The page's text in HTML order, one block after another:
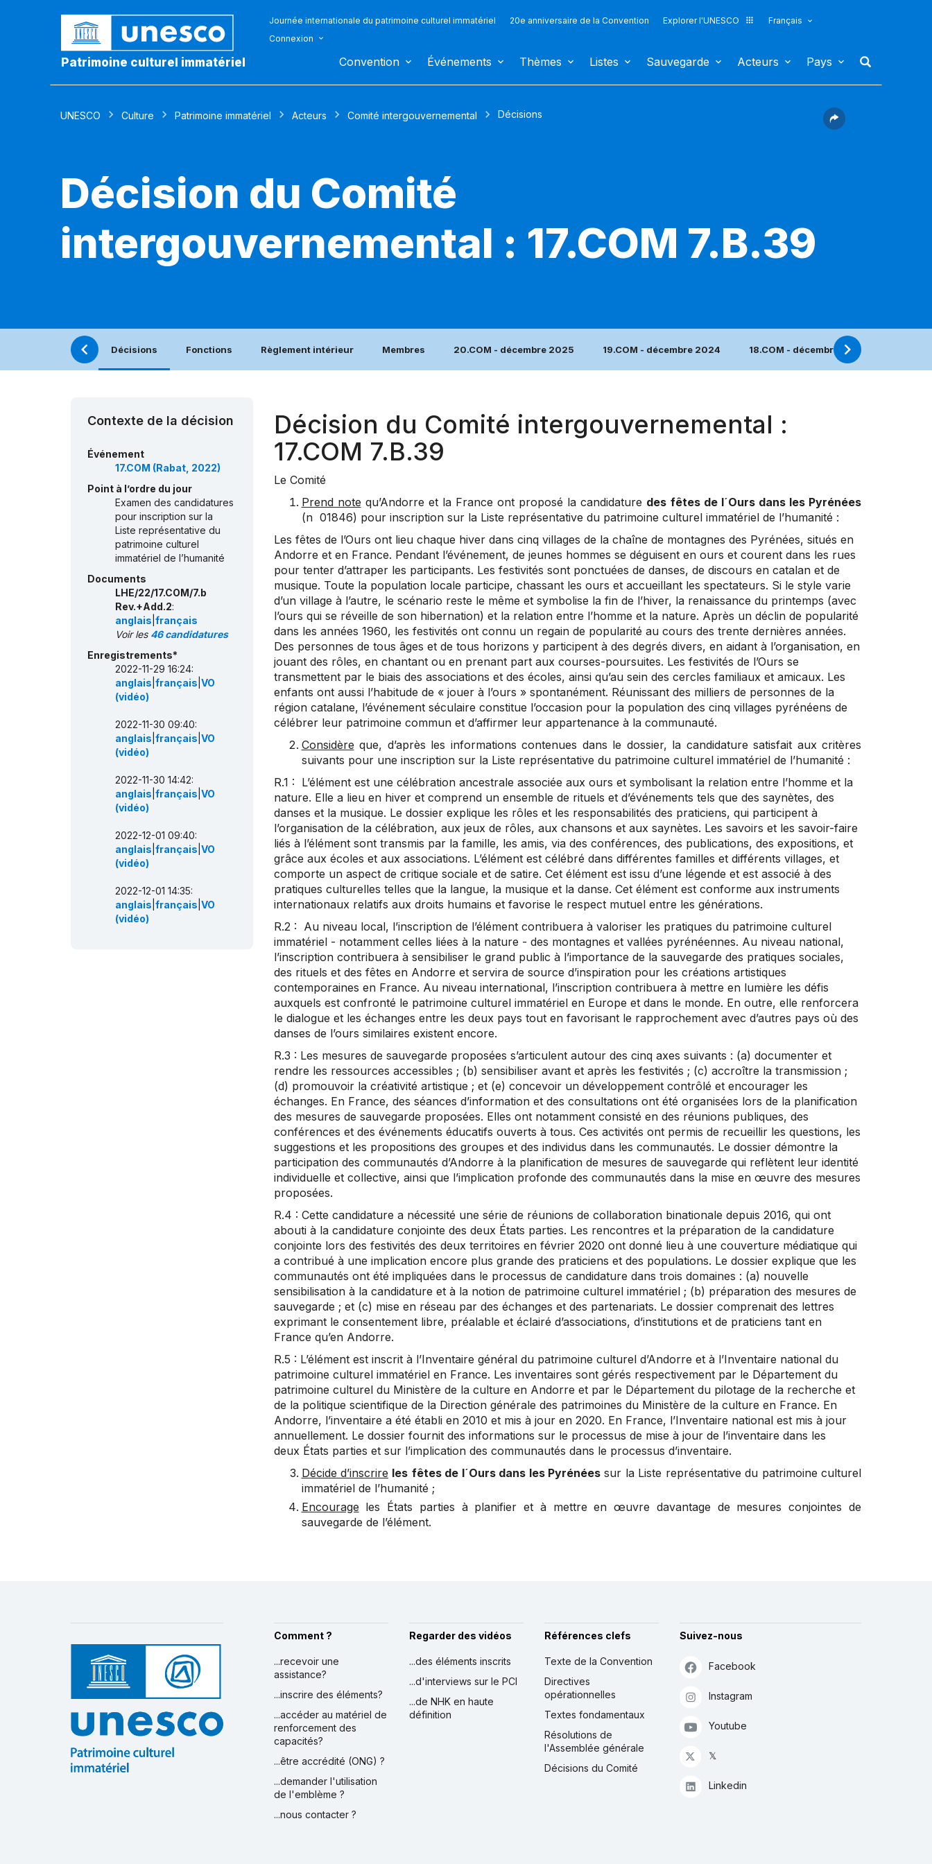
Patrimoine culturel immatériel
Journée internationale du patrimoine culturel immatériel 20e anniversaire de la Convention Explorer l'UNESCO
Français
Connexion
Convention Événements Thèmes Listes Sauvegarde Acteurs Pays
UNESCO Culture Patrimoine immatériel Acteurs Comité intergouvernemental Décisions
Décision du Comité
intergouvernemental : 17.COM 7.B.39
Décisions Fonctions Règlement intérieur Membres 20.COM - décembre 2025 19.COM - décembre 2024 18.COM - décembre 2023
Contexte de la décision
Événement
17.COM (Rabat, 2022)
Point à l’ordre du jour
Examen des candidatures
pour inscription sur la
Liste représentative du
patrimoine culturel
immatériel de l’humanité
Documents
LHE/22/17.COM/7.b
Rev.+Add.2:
anglais français
Voir les 46 candidatures
Enregistrements*
2022-11-29 16:24:
anglais français VO
(vidéo)
2022-11-30 09:40:
anglais français VO
(vidéo)
2022-11-30 14:42:
anglais français VO
(vidéo)
2022-12-01 09:40:
anglais français VO
(vidéo)
2022-12-01 14:35:
anglais français VO
(vidéo)
Décision du Comité intergouvernemental :
17.COM 7.B.39
Le Comité
Prend note qu’Andorre et la France ont proposé la candidature des fêtes de l´Ours dans les Pyrénées
(n 01846) pour inscription sur la Liste représentative du patrimoine culturel immatériel de l’humanité :
Les fêtes de l’Ours ont lieu chaque hiver dans cinq villages de la chaîne de montagnes des Pyrénées, situés en
Andorre et en France. Pendant l’événement, de jeunes hommes se déguisent en ours et courent dans les rues
pour tenter d’attraper les participants. Les festivités sont ponctuées de danses, de discours en catalan et de
musique. Toute la population locale participe, chassant les ours et accueillant les spectateurs. Si le style varie
d’un village à l’autre, le scénario reste le même et symbolise la fin de l’hiver, la renaissance du printemps (avec
l’ours qui se réveille de son hibernation) et la relation entre l’homme et la nature. Après un déclin de popularité
dans les années 1960, les festivités ont connu un regain de popularité au cours des trente dernières années.
Des personnes de tous âges et de tous horizons y participent à des degrés divers, en aidant à l’organisation, en
jouant des rôles, en chantant ou en prenant part aux courses-poursuites. Les festivités de l’Ours se
transmettent par le biais des associations et des écoles, ainsi qu’au sein des cercles familiaux et amicaux. Les
enfants ont aussi l’habitude de « jouer à l’ours » spontanément. Réunissant des milliers de personnes de la
région catalane, l’événement séculaire constitue l’occasion pour la population des cinq villages pyrénéens de
célébrer leur patrimoine commun et d’affirmer leur appartenance à la communauté.
Considère que, d’après les informations contenues dans le dossier, la candidature satisfait aux critères
suivants pour une inscription sur la Liste représentative du patrimoine culturel immatériel de l’humanité :
R.1 : L’élément est une célébration ancestrale associée aux ours et symbolisant la relation entre l’homme et la
nature. Elle a lieu en hiver et comprend un ensemble de rituels et d’événements tels que des saynètes, des
danses et la musique. Le dossier explique les rôles et les responsabilités des praticiens, qui participent à
l’organisation de la célébration, aux jeux de rôles, aux chansons et aux saynètes. Les savoirs et les savoir-faire
liés à l’élément sont transmis par la famille, les amis, via des conférences, des publications, des expositions, et
grâce aux écoles et aux associations. L’élément est célébré dans différentes familles et différents villages, et
comporte un aspect de critique sociale et de satire. Cet élément est issu d’une légende et est associé à des
pratiques culturelles telles que la langue, la musique et la danse. Cet élément est conforme aux instruments
internationaux relatifs aux droits humains et favorise le respect mutuel entre les générations.
R.2 : Au niveau local, l’inscription de l’élément contribuera à valoriser les pratiques du patrimoine culturel
immatériel - notamment celles liées à la nature - des montagnes et vallées pyrénéennes. Au niveau national,
l’inscription contribuera à sensibiliser le grand public à l’importance de la sauvegarde des pratiques sociales,
des rituels et des fêtes en Andorre et servira de source d’inspiration pour les créations artistiques
contemporaines en France. Au niveau international, l’inscription contribuera à mettre en lumière les défis
auxquels est confronté le patrimoine culturel immatériel en Europe et dans le monde. En outre, elle renforcera
le dialogue et les échanges entre les deux pays tout en favorisant le rapprochement avec d’autres pays où des
danses de l’ours similaires existent encore.
R.3 : Les mesures de sauvegarde proposées s’articulent autour des cinq axes suivants : (a) documenter et
rendre les ressources accessibles ; (b) sensibiliser avant et après les festivités ; (c) accroître la transmission ;
(d) promouvoir la créativité artistique ; et (e) concevoir un développement contrôlé et encourager les
échanges. En France, des séances d’information et des consultations ont été organisées lors de la planification
des mesures de sauvegarde proposées. Elles ont notamment consisté en des réunions publiques, des
conférences et des événements éducatifs ouverts à tous. Ces activités ont permis de recueillir les questions, les
suggestions et les propositions des groupes et des individus dans les communautés. Le dossier démontre la
participation des communautés d’Andorre à la planification de mesures de sauvegarde qui reflètent leur identité
individuelle et collective, ainsi que l’implication profonde des communautés dans la mise en œuvre des mesures
proposées.
R.4 : Cette candidature a nécessité une série de réunions de collaboration binationale depuis 2016, qui ont
abouti à la candidature conjointe des deux États parties. Les rencontres et la préparation de la candidature
conjointe lors des festivités des deux territoires en février 2020 ont donné lieu à une couverture médiatique qui
a contribué à une implication encore plus grande des praticiens et des populations. Le dossier explique que les
communautés ont été impliquées dans le processus de candidature dans trois domaines : (a) nouvelle
sensibilisation à la candidature et à la notion de patrimoine culturel immatériel ; (b) préparation des mesures de
sauvegarde ; et (c) mise en réseau par des échanges et des partenariats. Le dossier comprenait des lettres
exprimant le consentement libre, préalable et éclairé d’associations, d’institutions et de praticiens tant en
France qu’en Andorre.
R.5 : L’élément est inscrit à l’Inventaire général du patrimoine culturel d’Andorre et à l’Inventaire national du
patrimoine culturel immatériel en France. Les inventaires sont gérés respectivement par le Département du
patrimoine culturel du Ministère de la culture en Andorre et par le Département du pilotage de la recherche et
de la politique scientifique de la Direction générale des patrimoines du Ministère de la culture en France. En
Andorre, l’inventaire a été établi en 2010 et mis à jour en 2020. En France, l’Inventaire national est mis à jour
annuellement. Le dossier fournit des informations sur le processus de mise à jour de l’inventaire dans les
deux États parties et sur l’implication des communautés dans le processus d’inventaire.
Décide d’inscrire les fêtes de l´Ours dans les Pyrénéessur la Liste représentative du patrimoine culturel
immatériel de l’humanité ;
Encourage les États parties à planifier et à mettre en œuvre davantage de mesures conjointes de
sauvegarde de l’élément.
Comment ?
...recevoir une
assistance?
...inscrire des éléments?
...accéder au matériel de
renforcement des
capacités?
...être accrédité (ONG) ?
...demander l'utilisation
de l'emblème ?
...nous contacter ?
Regarder des vidéos
...des éléments inscrits
...d'interviews sur le PCI
...de NHK en haute
définition
Références clefs
Texte de la Convention
Directives
opérationnelles
Textes fondamentaux
Résolutions de
l'Assemblée générale
Décisions du Comité
Suivez-nous
Facebook
Instagram
Youtube
𝕏
Linkedin